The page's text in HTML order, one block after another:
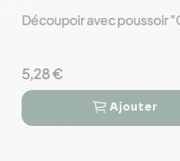
favorite_border
Découpoir avec poussoir
5,28 €
 
Ajouter